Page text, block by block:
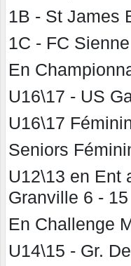
1B - St James
1C - FC
En
U16\17 - US
U16\17
Seniors
U12\13 en Ent
Granville 6 - 15
En Challenge
U14\15 - Gr.